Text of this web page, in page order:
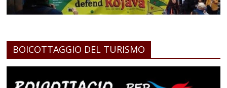
BOICOTTAGGIO DEL TURISMO